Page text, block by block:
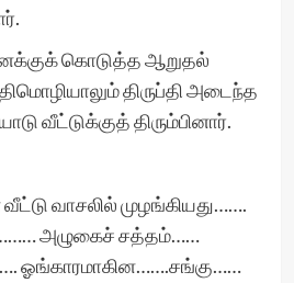
கொடுத்த ஆறுதல்
திருப்தி அடைந்த
வீட்டுக்குத் திரும்பினார்.
வாசலில் முழங்கியது…….
அழுகைச் சத்தம்……
ஓங்காரமாகின…….சங்கு……